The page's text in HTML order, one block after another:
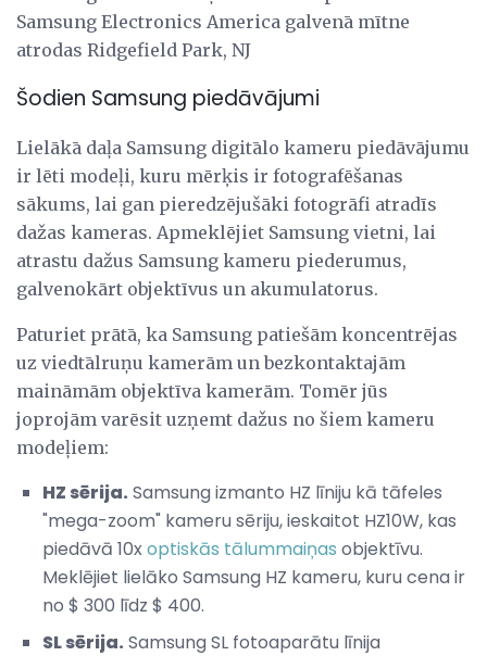
Samsung Electronics America galvenā mītne
atrodas Ridgefield Park, NJ
Šodien Samsung piedāvājumi
Lielākā daļa Samsung digitālo kameru piedāvājumu
ir lēti modeļi, kuru mērķis ir fotografēšanas
sākums, lai gan pieredzējušāki fotogrāfi atradīs
dažas kameras. Apmeklējiet Samsung vietni, lai
atrastu dažus Samsung kameru piederumus,
galvenokārt objektīvus un akumulatorus.
Paturiet prātā, ka Samsung patiešām koncentrējas
uz viedtālruņu kamerām un bezkontaktajām
maināmām objektīva kamerām. Tomēr jūs
joprojām varēsit uzņemt dažus no šiem kameru
modeļiem:
HZ sērija. Samsung izmanto HZ līniju kā tāfeles
"mega-zoom" kameru sēriju, ieskaitot HZ10W, kas
piedāvā 10xoptiskās tālummaiņas objektīvu.
Meklējiet lielāko Samsung HZ kameru, kuru cena ir
no $ 300 līdz $ 400.
SL sērija. Samsung SL fotoaparātu līnija